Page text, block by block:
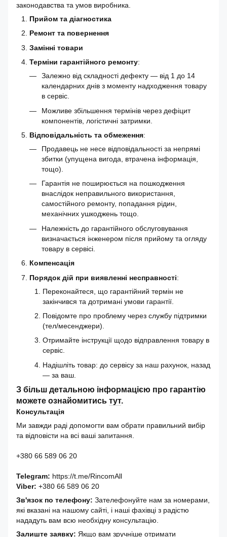
законодавства та умов виробника.
Прийом та діагностика
Ремонт та повернення
Замінні товари
Терміни гарантійного ремонту:
Залежно від складності дефекту — від 1 до 14
календарних днів з моменту надходження товару
в сервіс.
Можливе збільшення термінів через дефіцит
компонентів, логістичні затримки.
Відповідальність та обмеження:
Продавець не несе відповідальності за непрямі
збитки (упущена вигода, втрачена інформація,
тощо).
Гарантія не поширюється на пошкодження
внаслідок неправильного використання,
самостійного ремонту, попадання рідин,
механічних ушкоджень тощо.
Належність до гарантійного обслуговування
визначається інженером після прийому та огляду
товару в сервісі.
Компенсація
Порядок дій при виявленні несправності:
Переконайтеся, що гарантійний термін не
закінчився та дотримані умови гарантії.
Повідомте про проблему через службу підтримки
(тел/месенджери).
Отримайте інструкції щодо відправлення товару в
сервіс.
Надішліть товар: до сервісу за наш рахунок, назад
— за ваш.
З більш детальною інформацією про гарантію
можете ознайомитись тут.
Консультація
Ми завжди раді допомогти вам обрати правильний вибір
та відповісти на всі ваші запитання.
+380 66 589 06 20
Telegram: https://t.me/RincomAll
Viber: +380 66 589 06 20
Зв'язок по телефону: Зателефонуйте нам за номерами,
які вказані на нашому сайті, і наші фахівці з радістю
нададуть вам всю необхідну консультацію.
Залиште заявку: Якщо вам зручніше отримати